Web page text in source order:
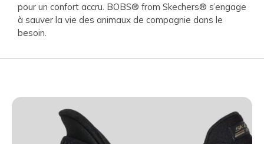
pour un confort accru. BOBS® from Skechers® s’engage
à sauver la vie des animaux de compagnie dans le
besoin.